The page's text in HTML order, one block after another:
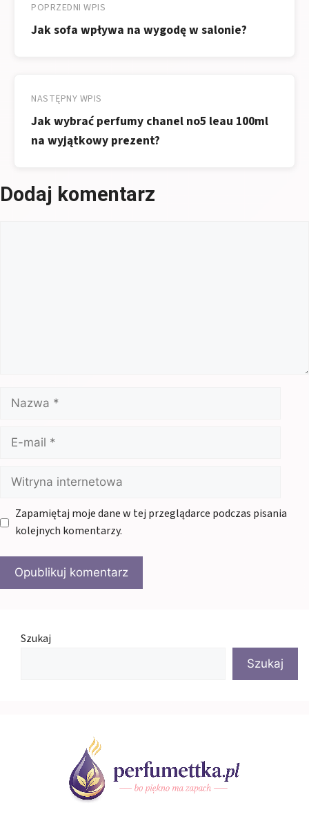
wpisu
POPRZEDNI WPIS
Jak sofa wpływa na wygodę w salonie?
NASTĘPNY WPIS
Jak wybrać perfumy chanel no5 leau 100ml
na wyjątkowy prezent?
Dodaj komentarz
Nazwa
mail
Witryna
internetowa
Zapamiętaj moje dane w tej przeglądarce podczas pisania
kolejnych komentarzy.
Szukaj
Szukaj